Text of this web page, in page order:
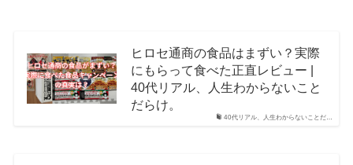
40代リアル、人生わからないことだ…
ヒロセ通商の食品はまずい？実際
にもらって食べた正直レビュー |
40代リアル、人生わからないこと
だらけ。